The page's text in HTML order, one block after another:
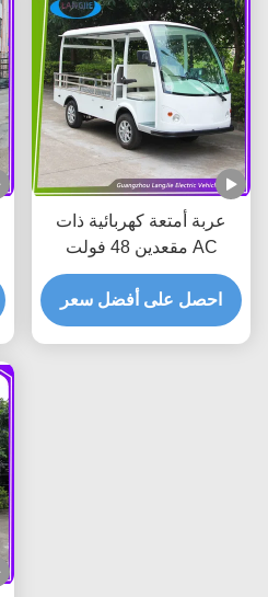
عربة أمتعة كهربائية ذات
مقعدين 48 فولت AC
احصل على أفضل سعر